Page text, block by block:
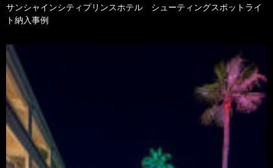
サンシャインシティプリンスホテル シューティングスポットライ
ト納入事例